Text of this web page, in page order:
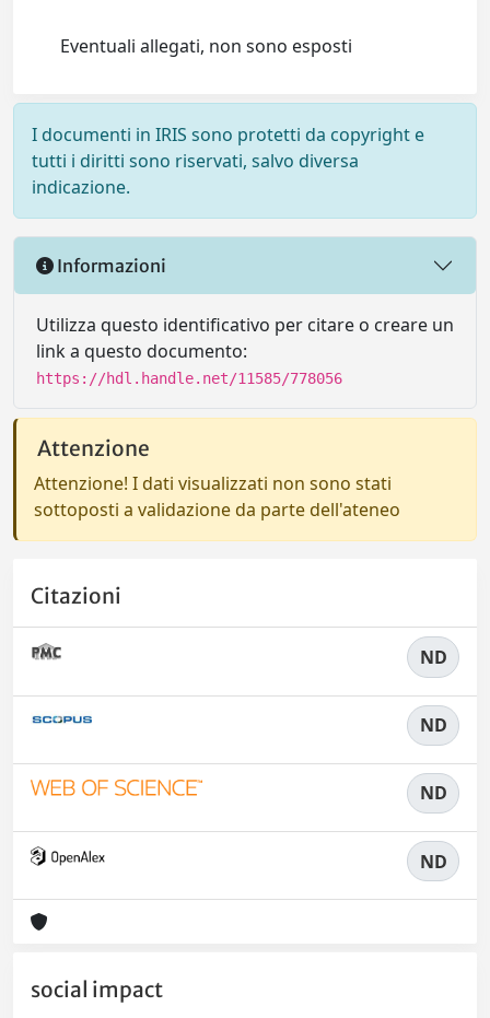
Eventuali allegati, non sono esposti
I documenti in IRIS sono protetti da copyright e
tutti i diritti sono riservati, salvo diversa
indicazione.
Informazioni
Utilizza questo identificativo per citare o creare un
link a questo documento:
https://hdl.handle.net/11585/778056
Attenzione
Attenzione! I dati visualizzati non sono stati
sottoposti a validazione da parte dell'ateneo
Citazioni
ND
ND
ND
ND
social impact